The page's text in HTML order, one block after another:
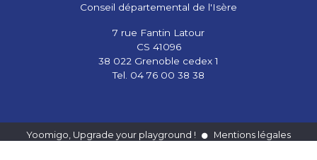
Conseil départemental de l'Isère
7 rue Fantin Latour
CS 41096
38 022 Grenoble cedex 1
Tel. 04 76 00 38 38
Yoomigo, Upgrade your playground !
Mentions légales